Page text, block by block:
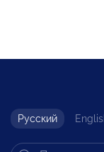
Русский